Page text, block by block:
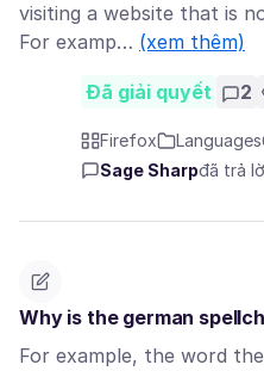
visiting a website that is
For examp… (xem thêm)
Đã giải quyết 2
Firefox Languages
Sage Sharpđã trả
Why is the german
For example, the word